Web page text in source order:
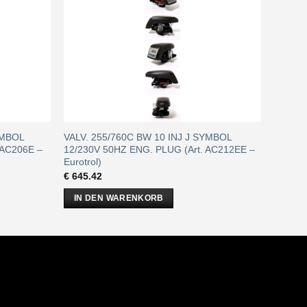
–
VALV. 255/760C BW 10 INJ J SYMBOL
12/230V 50HZ ENG. PLUG (Art. AC212EE –
Eurotrol)
€ 645.42
IN DEN WARENKORB